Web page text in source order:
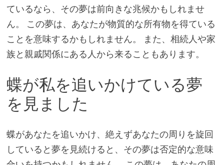
ているなら、その夢は前向きな兆候かもしれませ
ん。 この夢は、あなたが物質的な所有物を得ている
ことを意味するかもしれません。 また、相続人や家
族と親戚関係にある人から来ることもあります。
蝶が私を追いかけている夢
を見ました
蝶があなたを追いかけ、絶えずあなたの周りを旋回
していると夢を見続けると、その夢は否定的な意味